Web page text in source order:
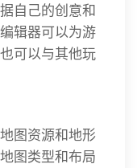
自己的创意和
辑器可以为游
可以与其他玩
图资源和地形
图类型和布局